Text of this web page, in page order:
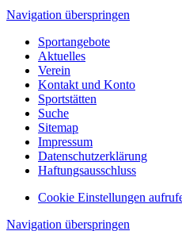
Navigation überspringen
Sportangebote
Aktuelles
Verein
Kontakt und Konto
Sportstätten
Suche
Sitemap
Impressum
Datenschutzerklärung
Haftungsausschluss
Cookie Einstellungen
Navigation überspringen